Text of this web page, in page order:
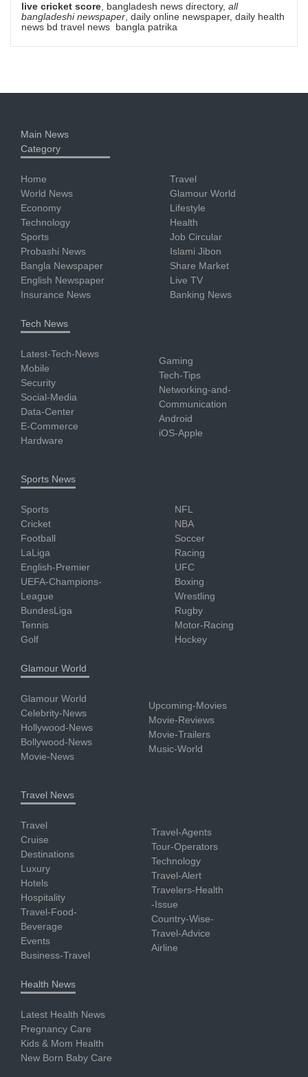
live cricket score , bangladesh news directory, all
bangladeshi newspaper , daily online newspaper, daily health
news bd travel news bangla patrika
Main News
Category
Home
World News
Economy
Technology
Sports
Probashi News
Bangla Newspaper
English Newspaper
Insurance News
Travel
Glamour World
Lifestyle
Health
Job Circular
Islami Jibon
Share Market
Live TV
Banking News
Tech News
Latest-Tech-News
Mobile
Security
Social-Media
Data-Center
E-Commerce
Hardware
Gaming
Tech-Tips
Networking-and-
Communication
Android
iOS-Apple
Sports News
Sports
Cricket
Football
LaLiga
English-Premier
UEFA-Champions-
League
BundesLiga
Tennis
Golf
NFL
NBA
Soccer
Racing
UFC
Boxing
Wrestling
Rugby
Motor-Racing
Hockey
Glamour World
Glamour World
Celebrity-News
Hollywood-News
Bollywood-News
Movie-News
Upcoming-Movies
Movie-Reviews
Movie-Trailers
Music-World
Travel News
Travel
Cruise
Destinations
Luxury
Hotels
Hospitality
Travel-Food-
Beverage
Events
Business-Travel
Travel-Agents
Tour-Operators
Technology
Travel-Alert
Travelers-Health
-Issue
Country-Wise-
Travel-Advice
Airline
Health News
Latest Health News
Pregnancy Care
Kids & Mom Health
New Born Baby Care